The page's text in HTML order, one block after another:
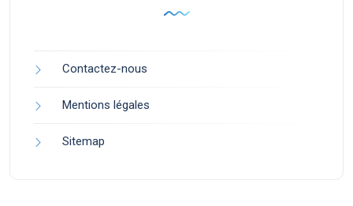
Contactez-nous
Mentions légales
Sitemap